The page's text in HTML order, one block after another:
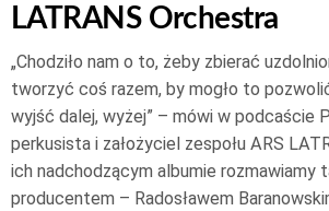
LATRANS Orchestra
„Chodziło nam o to, żeby zbierać
tworzyć coś razem, by mogło to
wyjść dalej, wyżej” – mówi w podcaście
perkusista i założyciel zespołu ARS
ich nadchodzącym albumie rozmawiamy
producentem – Radosławem